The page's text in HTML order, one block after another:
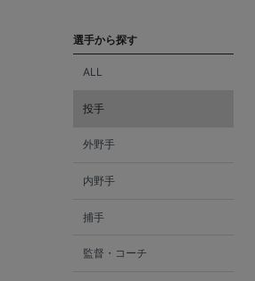
選手から探す
ALL
投手
外野手
内野手
捕手
監督・コーチ